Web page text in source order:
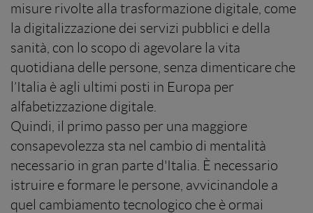
misure rivolte alla trasformazione digitale, come
la digitalizzazione dei servizi pubblici e della
sanità, con lo scopo di agevolare la vita
quotidiana delle persone, senza dimenticare che
l’Italia è agli ultimi posti in Europa per
alfabetizzazione digitale.
Quindi, il primo passo per una maggiore
consapevolezza sta nel cambio di mentalità
necessario in gran parte d'Italia. È necessario
istruire e formare le persone, avvicinandole a
quel cambiamento tecnologico che è ormai